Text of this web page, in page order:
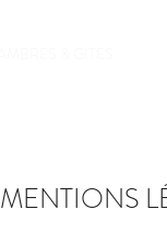
MENTIONS